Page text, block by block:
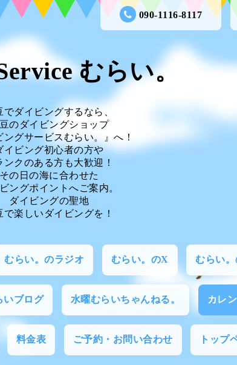
090-1116-8117
むらい。
でダイビングするなら、
のダイビングショップ
ングサービスむらい。』へ！
イビング初心者の方や
ンクのある方も大歓迎！
その日の海に合わせた
ングポイントへご案内。
ダイビングの聖地
で楽しいダイビングを！
むらい。のラジオ むらい。のX むらい
いブログ 水曜むらいちゃんねる。 カレ
料金表 ご予約・お問い合わせ トップ